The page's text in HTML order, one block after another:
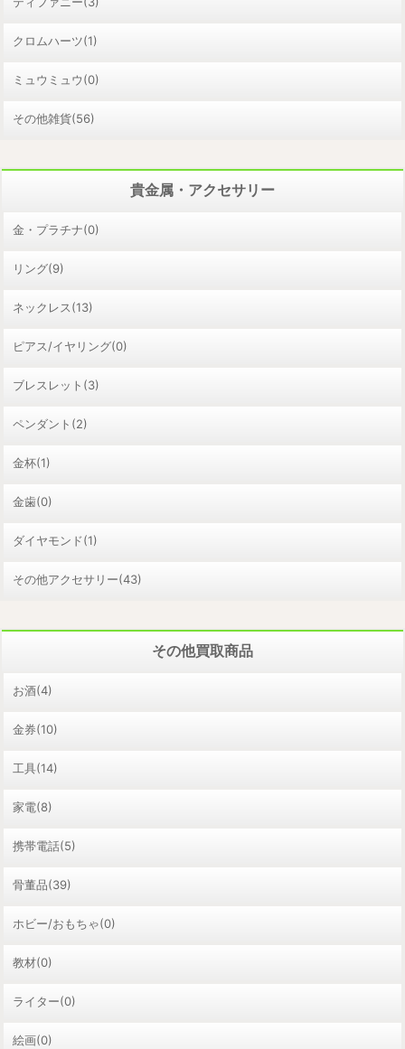
クロムハーツ(1)
ミュウミュウ(0)
その他雑貨(56)
貴金属・アクセサリー
金・プラチナ(0)
リング(9)
ネックレス(13)
ピアス/イヤリング(0)
ブレスレット(3)
ペンダント(2)
金杯(1)
金歯(0)
ダイヤモンド(1)
その他アクセサリー(43)
その他買取商品
お酒(4)
金券(10)
工具(14)
家電(8)
携帯電話(5)
骨董品(39)
ホビー/おもちゃ(0)
教材(0)
ライター(0)
絵画(0)